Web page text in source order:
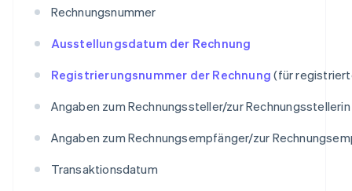
Rechnungsnummer
Ausstellungsdatum der Rechnung
Registrierungsnummer der Rechnung (für
Angaben zum Rechnungssteller/zur Rechnungsstellerin
Angaben zum Rechnungsempfänger/zur
Transaktionsdatum